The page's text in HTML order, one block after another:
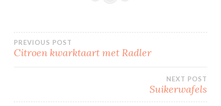
Bericht
PREVIOUS POST
Citroen kwarktaart met Radler
NEXT POST
Suikerwafels